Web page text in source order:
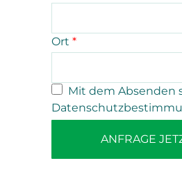
Ort *
Mit dem Absenden
ANFRAGE